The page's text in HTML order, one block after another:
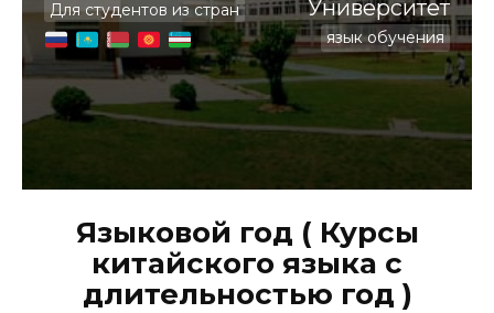
Для студентов из стран Университет
язык обучения
Языковой год ( Курсы
китайского языка с
длительностью год )